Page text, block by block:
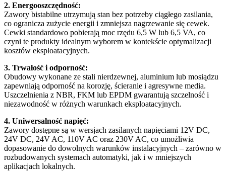
2. Energooszczędność:
Zawory bistabilne utrzymują stan bez potrzeby ciągłego zasilania,
co ogranicza zużycie energii i zmniejsza nagrzewanie się cewek.
Cewki standardowo pobierają moc rzędu 6,5 W lub 6,5 VA, co
czyni te produkty idealnym wyborem w kontekście optymalizacji
kosztów eksploatacyjnych.
3. Trwałość i odporność:
Obudowy wykonane ze stali nierdzewnej, aluminium lub mosiądzu
zapewniają odporność na korozję, ścieranie i agresywne media.
Uszczelnienia z NBR, FKM lub EPDM gwarantują szczelność i
niezawodność w różnych warunkach eksploatacyjnych.
4. Uniwersalność napięć:
Zawory dostępne są w wersjach zasilanych napięciami 12V DC,
24V DC, 24V AC, 110V AC oraz 230V AC, co umożliwia
dopasowanie do dowolnych warunków instalacyjnych – zarówno w
rozbudowanych systemach automatyki, jak i w mniejszych
aplikacjach lokalnych.